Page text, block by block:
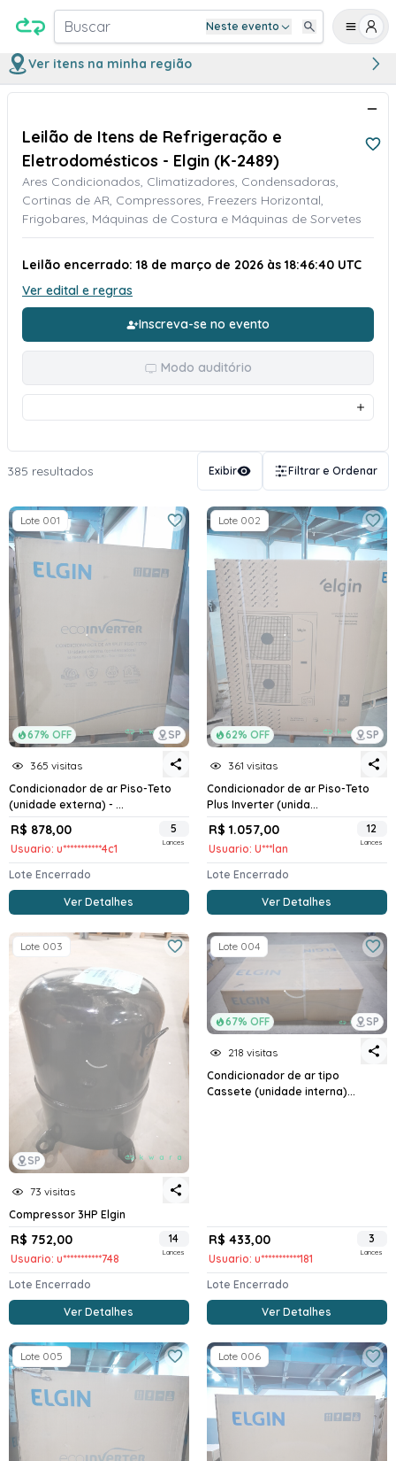
Buscar Neste evento
Ver itens na minha região
Leilão de Itens de Refrigeração e
Eletrodomésticos - Elgin (K-2489)
Ares Condicionados, Climatizadores, Condensadoras,
Cortinas de AR, Compressores, Freezers Horizontal,
Frigobares, Máquinas de Costura e Máquinas de Sorvetes
Leilão encerrado: 18 de março de 2026 às 18:46:40 UTC
Ver edital e regras
Inscreva-se no evento
Modo auditório
385 resultados Exibir Filtrar e Ordenar
67% OFF SP
Lote 001
365 visitas
Condicionador de ar Piso-Teto
(unidade externa) - ...
R$ 878,00
Usuario: u***********4c1
5
Lances
Lote Encerrado
Ver Detalhes
62% OFF SP
Lote 002
361 visitas
Condicionador de ar Piso-Teto
Plus Inverter (unida...
R$ 1.057,00
Usuario: U***lan
12
Lances
Lote Encerrado
Ver Detalhes
SP
Lote 003
73 visitas
Compressor 3HP Elgin
R$ 752,00
Usuario: u***********748
14
Lances
Lote Encerrado
Ver Detalhes
67% OFF SP
Lote 004
218 visitas
Condicionador de ar tipo
Cassete (unidade interna)...
R$ 433,00
Usuario: u***********181
3
Lances
Lote Encerrado
Ver Detalhes
Lote 005 Lote 006